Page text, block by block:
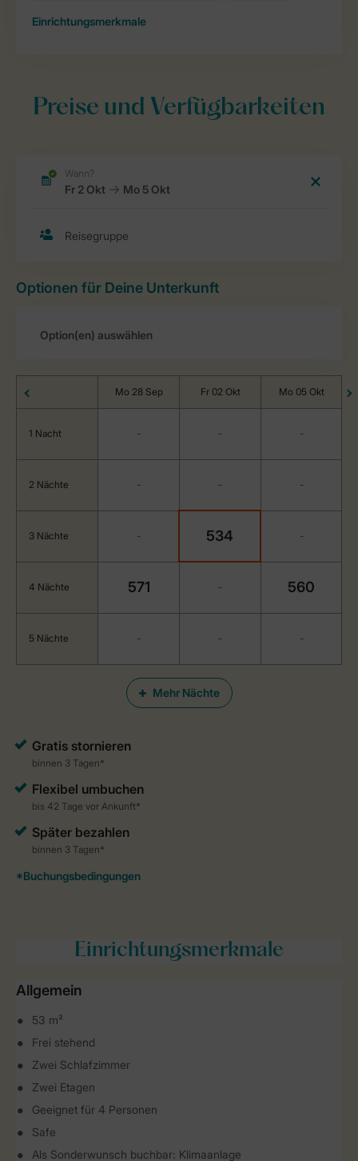
Einrichtungsmerkmale
Preise und Verfügbarkeiten
Optionen für Deine Unterkunft
Mehr Nächte
Mo 28 Sep Fr 02 Okt Mo 05 Okt
1 Nacht - - -
2 Nächte - - -
3 Nächte - 534 -
4 Nächte 571 - 560
5 Nächte - - -
Einrichtungsmerkmale
Allgemein
53 m²
Frei stehend
Zwei Schlafzimmer
Zwei Etagen
Geeignet für 4 Personen
Safe
Als Sonderwunsch buchbar: Klimaanlage